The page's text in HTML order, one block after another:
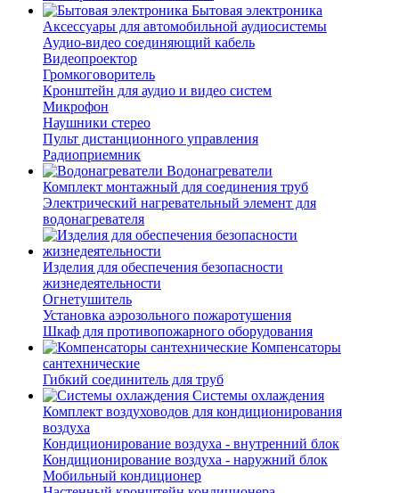
Бытовая электроника
Аксессуары для автомобильной аудиосистемы
Аудио-видео соединяющий кабель
Видеопроектор
Громкоговоритель
Кронштейн для аудио и видео систем
Микрофон
Наушники стерео
Пульт дистанционного управления
Радиоприемник
Водонагреватели
Комплект монтажный для соединения труб
Электрический нагревательный элемент для
водонагревателя
Изделия для обеспечения безопасности
жизнедеятельности
Огнетушитель
Установка аэрозольного пожаротушения
Шкаф для противопожарного оборудования
Компенсаторы
сантехнические
Гибкий соединитель для труб
Системы охлаждения
Комплект воздуховодов для кондиционирования
воздуха
Кондиционирование воздуха - внутренний блок
Кондиционирование воздуха - наружний блок
Мобильный кондиционер